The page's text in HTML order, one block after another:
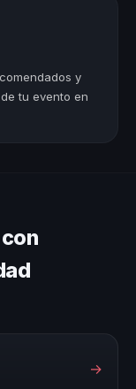
y
tu evento en
→